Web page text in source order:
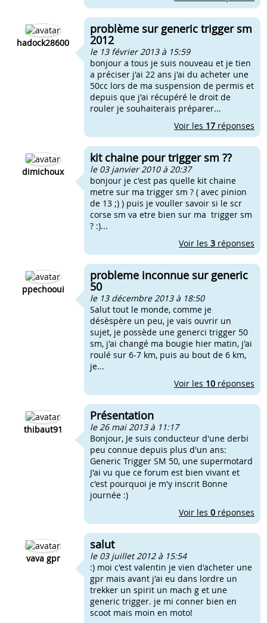
hadock28600
problème sur generic trigger sm
2012
le 13 février 2013 à 15:59
bonjour a tous je suis nouveau et je tien
a préciser j'ai 22 ans j'ai du acheter une
50cc lors de ma suspension de permis et
depuis que j'ai récupéré le droit de
rouler je souhaiterais préparer...
Voir les 17 réponses
dimichoux
kit chaine pour trigger sm ??
le 03 janvier 2010 à 20:37
bonjour je c'est pas quelle kit chaine
metre sur ma trigger sm ? ( avec pinion
de 13 ;) ) puis je vouller savoir si le scr
corse sm va etre bien sur ma trigger sm
? :)...
Voir les 3 réponses
ppechooui
probleme inconnue sur generic
50
le 13 décembre 2013 à 18:50
Salut tout le monde, comme je
désèspère un peu, je vais ouvrir un
sujet, je possède une generci trigger 50
sm, j'ai changé ma bougie hier matin, j'ai
roulé sur 6-7 km, puis au bout de 6 km,
je...
Voir les 10 réponses
thibaut91
Présentation
le 26 mai 2013 à 11:17
Bonjour, Je suis conducteur d'une derbi
peu connue depuis plus d'un ans:
Generic Trigger SM 50, une supermotard
J'ai vu que ce forum est bien vivant et
c'est pourquoi je m'y inscrit Bonne
journée :)
Voir les 0 réponses
vava gpr
salut
le 03 juillet 2012 à 15:54
:) moi c'est valentin je vien d'acheter une
gpr mais avant j'ai eu dans lordre un
trekker un spirit un mach g et une
generic trigger. je mi conner bien en
scoot mais moin en moto!